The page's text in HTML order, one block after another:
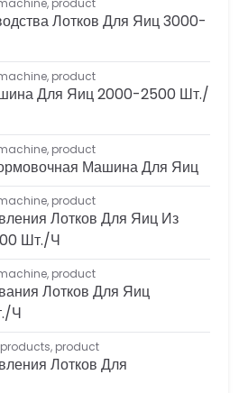
, product
Лотков Для Яиц 3000-
, product
Для Яиц 2000-2500 Шт./
, product
Машина Для Яиц
, product
Лотков Для Яиц Из
Шт./ч
, product
Лотков Для Яиц
ч
, product
Лотков Для